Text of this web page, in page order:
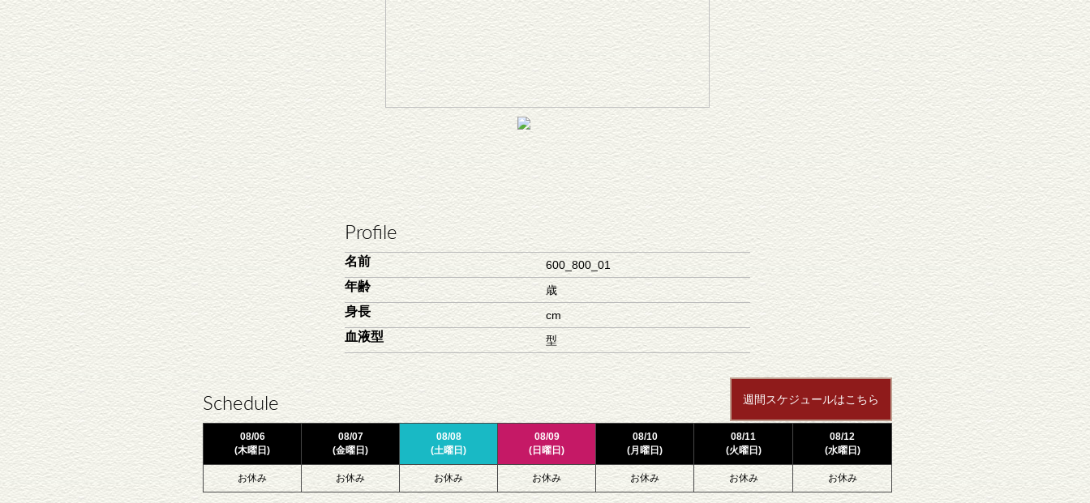
Profile
名前 600_800_01
年齢 歳
身長 cm
血液型 型
Schedule 週間スケジュールはこちら
08/06
(木曜日)
08/07
(金曜日)
08/08
(土曜日)
08/09
(日曜日)
08/10
(月曜日)
08/11
(火曜日)
08/12
(水曜日)
お休み お休み お休み お休み お休み お休み お休み